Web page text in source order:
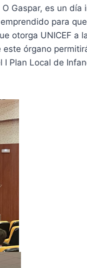
Gaspar, es un
para
otorga UNICEF a
órgano
Plan Local de